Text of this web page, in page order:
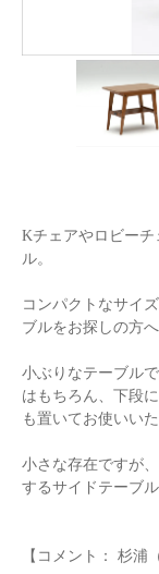
Kチェアやロビー
ル。
コンパクトなサイ
ブルをお探しの方
小ぶりなテーブル
はもちろん、下段
も置いてお使いいた
小さな存在ですが
するサイドテーブル
【コメント： 杉浦